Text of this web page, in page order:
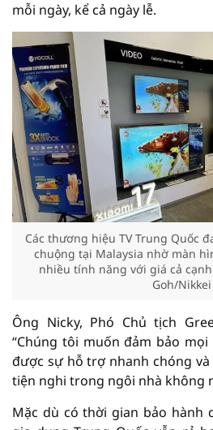
mỗi ngày, kể cả ngày lễ.
Các thương hiệu TV Trung Quốc
chuộng tại Malaysia nhờ màn
nhiều tính năng với giá cả
Goh/Nikkei
Ông Nicky, Phó Chủ tịch
“Chúng tôi muốn đảm bảo
được sự hỗ trợ nhanh chóng
tiện nghi trong ngôi nhà không
Mặc dù có thời gian bảo hành